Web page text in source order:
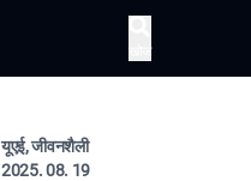
यूएई, जीवनशैली
2025. 08. 19